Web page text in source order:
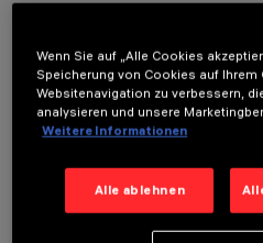
TECHNISCHE
LETZTES UPDATE: 01.08.2026
Wenn Sie auf „Alle Cookies
Speicherung von Cookies auf Ihrem
Websitenavigation zu verbessern,
analysieren und unsere
Weitere Informationen
Alle ablehnen